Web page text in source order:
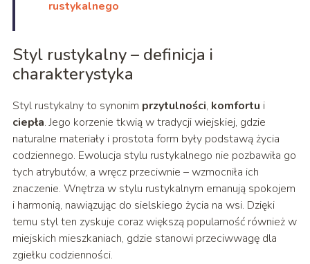
rustykalnego
Styl rustykalny – definicja i
charakterystyka
Styl rustykalny to synonim przytulności, komfortu i
ciepła. Jego korzenie tkwią w tradycji wiejskiej, gdzie
naturalne materiały i prostota form były podstawą życia
codziennego. Ewolucja stylu rustykalnego nie pozbawiła go
tych atrybutów, a wręcz przeciwnie – wzmocniła ich
znaczenie. Wnętrza w stylu rustykalnym emanują spokojem
i harmonią, nawiązując do sielskiego życia na wsi. Dzięki
temu styl ten zyskuje coraz większą popularność również w
miejskich mieszkaniach, gdzie stanowi przeciwwagę dla
zgiełku codzienności.